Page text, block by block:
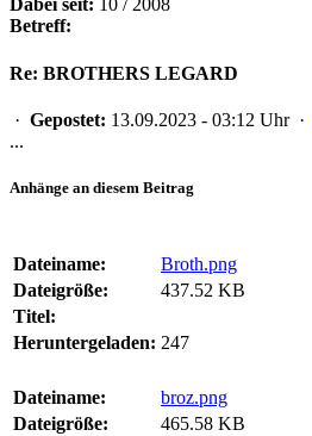
Dabei seit: 10 / 2008
Betreff:
Re: BROTHERS LEGARD
· Gepostet: 13.09.2023 - 03:12 Uhr ·
...
Anhänge an diesem Beitrag
Dateiname:
Broth.png
Dateigröße:
437.52 KB
Titel:
Heruntergeladen: 247
Dateiname:
broz.png
Dateigröße:
465.58 KB